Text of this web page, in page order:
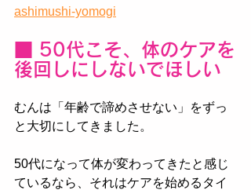
ashimushi-yomogi
■ 50代こそ、体のケアを
後回しにしないでほしい
むんは「年齢で諦めさせない」をずっ
と大切にしてきました。
50代になって体が変わってきたと感じ
ているなら、それはケアを始めるタイ